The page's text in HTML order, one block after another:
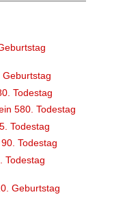
Todestag
580. Todestag
Todestag
Todestag
Todestag
Geburtstag